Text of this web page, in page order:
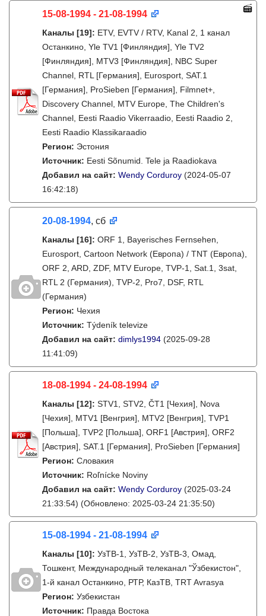
15-08-1994 - 21-08-1994
Каналы [19]: ETV, EVTV / RTV, Kanal 2, 1 канал
Останкино, Yle TV1 [Финляндия], Yle TV2
[Финляндия], MTV3 [Финляндия], NBC Super
Channel, RTL [Германия], Eurosport, SAT.1
[Германия], ProSieben [Германия], Filmnet+,
Discovery Channel, MTV Europe, The Children's
Channel, Eesti Raadio Vikerraadio, Eesti Raadio 2,
Eesti Raadio Klassikaraadio
Регион: Эстония
Источник: Eesti Sõnumid. Tele ja Raadiokava
Добавил на сайт: Wendy Corduroy (2024-05-07
16:42:18)
20-08-1994, сб
Каналы [16]: ORF 1, Bayerisches Fernsehen,
Eurosport, Cartoon Network (Европа) / TNT (Европа),
ORF 2, ARD, ZDF, MTV Europe, TVP-1, Sat.1, 3sat,
RTL 2 (Германия), TVP-2, Pro7, DSF, RTL
(Германия)
Регион: Чехия
Источник: Týdeník televize
Добавил на сайт: dimlys1994 (2025-09-28
11:41:09)
18-08-1994 - 24-08-1994
Каналы [12]: STV1, STV2, ČT1 [Чехия], Nova
[Чехия], MTV1 [Венгрия], MTV2 [Венгрия], TVP1
[Польша], TVP2 [Польша], ORF1 [Австрия], ORF2
[Австрия], SAT.1 [Германия], ProSieben [Германия]
Регион: Словакия
Источник: Roľnícke Noviny
Добавил на сайт: Wendy Corduroy (2025-03-24
21:33:54) (Обновлено: 2025-03-24 21:35:50)
15-08-1994 - 21-08-1994
Каналы [10]: УзТВ-1, УзТВ-2, УзТВ-3, Омад,
Тошкент, Международный телеканал "Ўзбекистон",
1-й канал Останкино, РТР, КазТВ, TRT Avrasya
Регион: Узбекистан
Источник: Правда Востока